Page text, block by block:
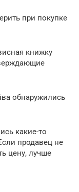
при покупке
книжку
обнаружились
какие-то
продавец не
цену, лучше